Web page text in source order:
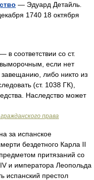
— Эдуард Детайль.
1740 18 октября
— в соответствии со ст.
если нет
завещанию, либо никто из
(ст. 1038 ГК),
Наследство может
права
за испанское
бездетного Карла II
притязаний со
и императора Леопольда
испанский престол